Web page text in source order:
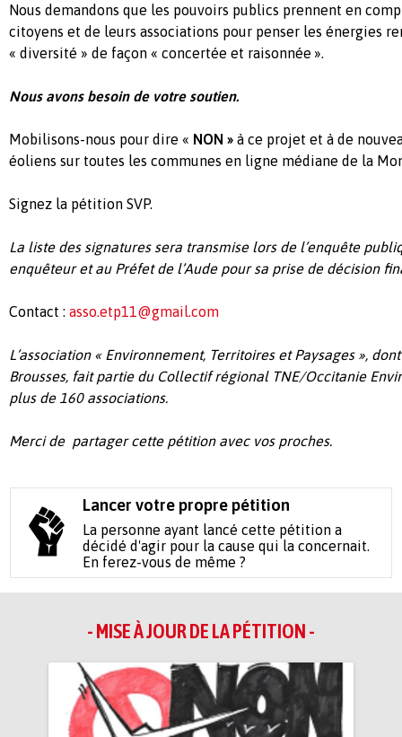
Nous demandons que les pouvoirs publics prennent en
citoyens et de leurs associations pour penser les énergies
« diversité » de façon « concertée et raisonnée ».
Nous avons besoin de votre soutien.
Mobilisons-nous pour dire « NON » à ce projet et à de
éoliens sur toutes les communes en ligne médiane de la
Signez la pétition SVP.
La liste des signatures sera transmise lors de l’enquête
enquêteur et au Préfet de l’Aude pour sa prise de décision
Contact : asso.etp11@gmail.com
L’association « Environnement, Territoires et Paysages »,
Brousses, fait partie du Collectif régional TNE/Occitanie
plus de 160 associations.
Merci de partager cette pétition avec vos proches.
Lancer votre propre pétition
La personne ayant lancé cette pétition a
décidé d'agir pour la cause qui la concernait.
En ferez-vous de même ?
- MISE À JOUR DE LA PÉTITION -